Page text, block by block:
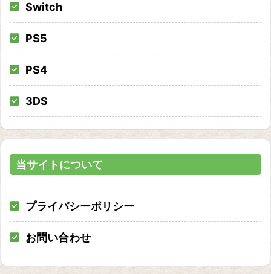
Switch
PS5
PS4
3DS
当サイトについて
プライバシーポリシー
お問い合わせ